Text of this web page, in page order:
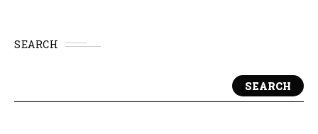
SEARCH
SEARCH